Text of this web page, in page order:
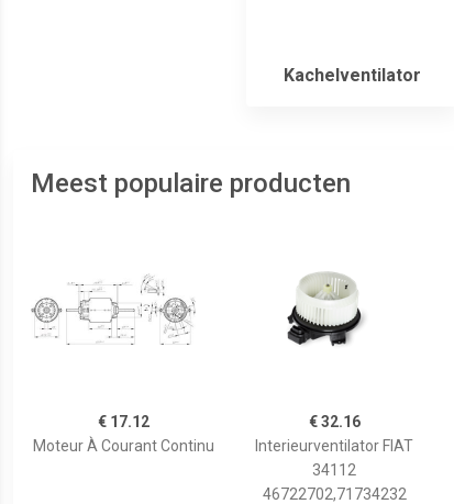
Kachelventilator
Meest populaire producten
€ 17.12
Moteur À Courant Continu
€ 32.16
Interieurventilator FIAT
34112
46722702,71734232